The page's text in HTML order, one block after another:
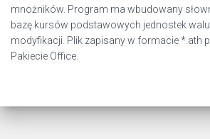
mnożników. Program ma wbudowany
bazę kursów podstawowych jednostek
modyfikacji. Plik zapisany w formacie *.ath
Pakiecie Office.